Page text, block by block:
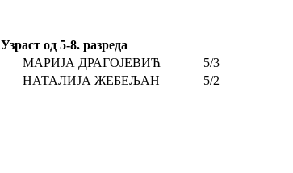
Узраст од 5-8. разреда
МАРИЈА ДРАГОЈЕВИЋ
5/3
НАТАЛИЈА ЖЕБЕЉАН 5/2